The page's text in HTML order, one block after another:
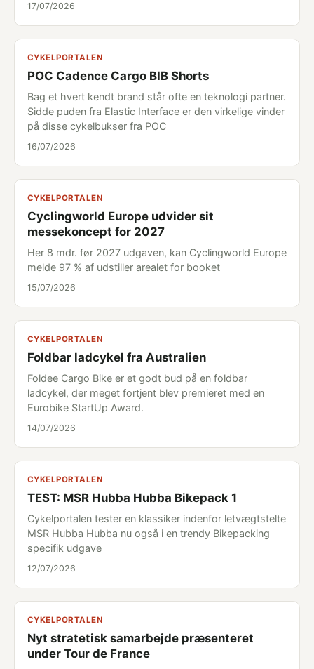
17/07/2026
CYKELPORTALEN
POC Cadence Cargo BIB Shorts
Bag et hvert kendt brand står ofte en teknologi partner.
Sidde puden fra Elastic Interface er den virkelige vinder
på disse cykelbukser fra POC
16/07/2026
CYKELPORTALEN
Cyclingworld Europe udvider sit
messekoncept for 2027
Her 8 mdr. før 2027 udgaven, kan Cyclingworld Europe
melde 97 % af udstiller arealet for booket
15/07/2026
CYKELPORTALEN
Foldbar ladcykel fra Australien
Foldee Cargo Bike er et godt bud på en foldbar
ladcykel, der meget fortjent blev premieret med en
Eurobike StartUp Award.
14/07/2026
CYKELPORTALEN
TEST: MSR Hubba Hubba Bikepack 1
Cykelportalen tester en klassiker indenfor letvægtstelte
MSR Hubba Hubba nu også i en trendy Bikepacking
specifik udgave
12/07/2026
CYKELPORTALEN
Nyt stratetisk samarbejde præsenteret
under Tour de France